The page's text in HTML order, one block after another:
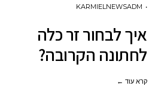
כלה
לחתונה
KARMIELNEWSADM
איך לבחור זר כלה
לחתונה הקרובה?
קרא עוד ←